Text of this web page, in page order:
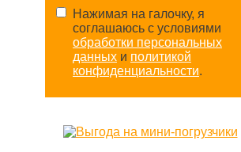
Нажимая на галочку, я
соглашаюсь с условиями
обработки персональных
данных и политикой
конфиденциальности.